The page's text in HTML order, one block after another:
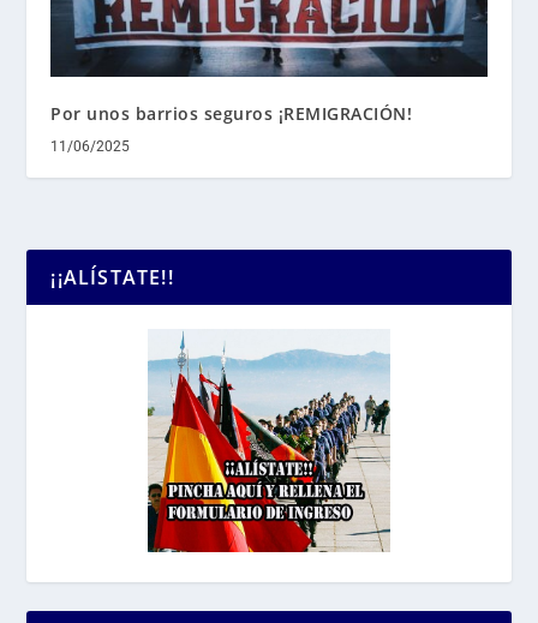
Por unos barrios seguros ¡REMIGRACIÓN!
11/06/2025
¡¡ALÍSTATE!!